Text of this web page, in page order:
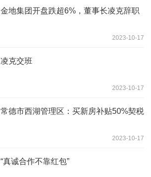
金地集团开盘跌超6%，董事长凌克辞职
2023-10-17
凌克交班
2023-10-17
常德市西湖管理区：买新房补贴50%契税
2023-10-17
“真诚合作不靠红包”